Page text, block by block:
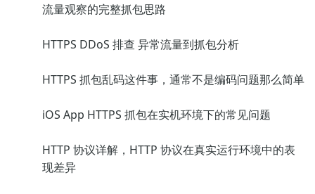
流量观察的完整抓包思路
HTTPS DDoS 排查 异常流量到抓包分析
HTTPS 抓包乱码这件事，通常不是编码问题那么简单
iOS App HTTPS 抓包在实机环境下的常见问题
HTTP 协议详解，HTTP 协议在真实运行环境中的表
现差异